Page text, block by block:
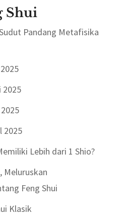
Shui
Pandang Metafisika
2025
2025
Lebih dari 1 Shio?
Meluruskan
Feng Shui
Klasik